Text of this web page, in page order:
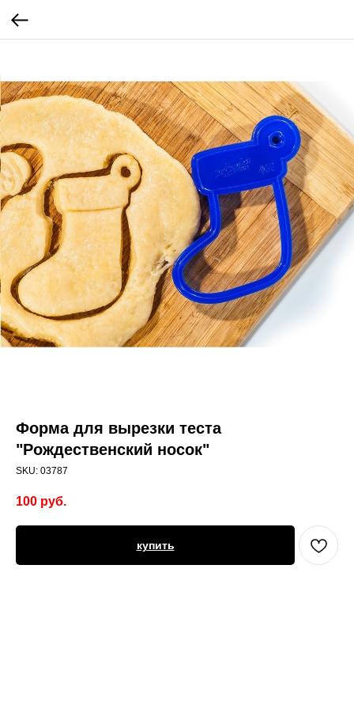
Форма для вырезки теста
"Рождественский носок"
SKU: 03787
100 руб.
купить